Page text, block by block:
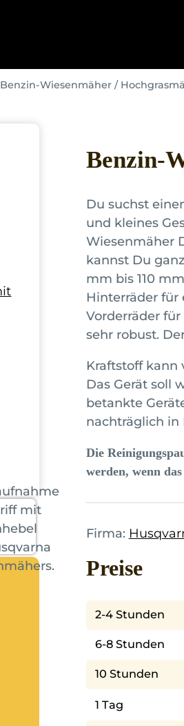
Benzin-Wiesenmäher /
Benzin-
Du suchst
und kleines
Wiesenmäher
kannst Du
mm bis 110
Hinterräder für
Vorderräder
sehr robust.
Kraftstoff kann
Das Gerät soll
betankte
nachträglich in
Die
werden, wenn
Firma:
Preise
2-4 Stunden
6-8 Stunden
10 Stunden
1 Tag